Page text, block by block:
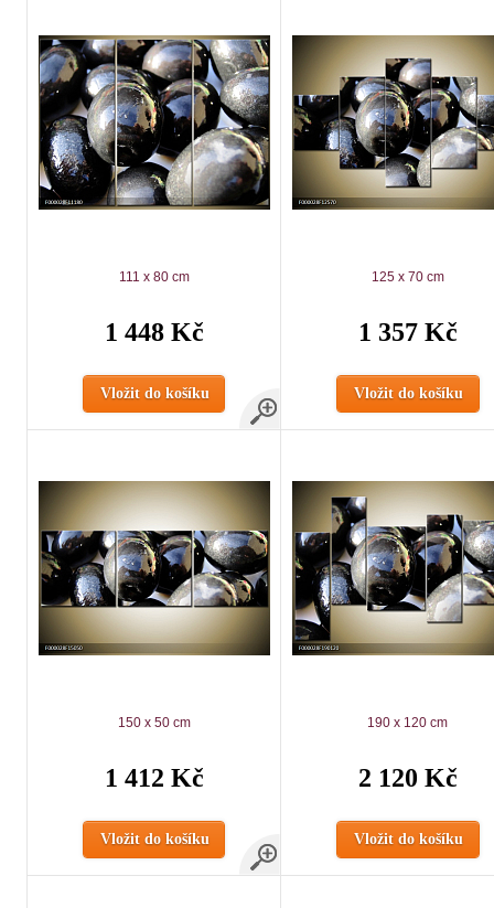
111 x 80 cm
1 448 Kč
Vložit do košíku
125 x 70 cm
1 357 Kč
Vložit do košíku
150 x 50 cm
1 412 Kč
Vložit do košíku
190 x 120 cm
2 120 Kč
Vložit do košíku